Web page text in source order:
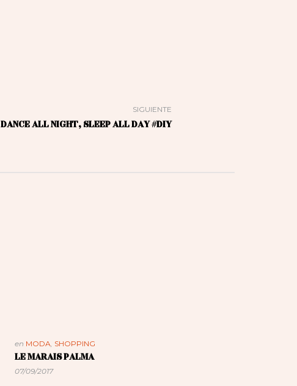
SIGUIENTE
DANCE ALL NIGHT, SLEEP ALL DAY #DIY
en MODA, SHOPPING
LE MARAIS PALMA
07/09/2017